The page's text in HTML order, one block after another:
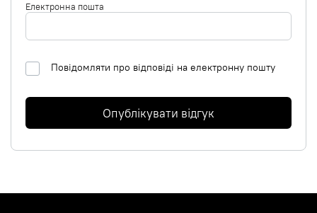
Електронна пошта
Повідомляти про відповіді на електронну пошту
Опублікувати відгук